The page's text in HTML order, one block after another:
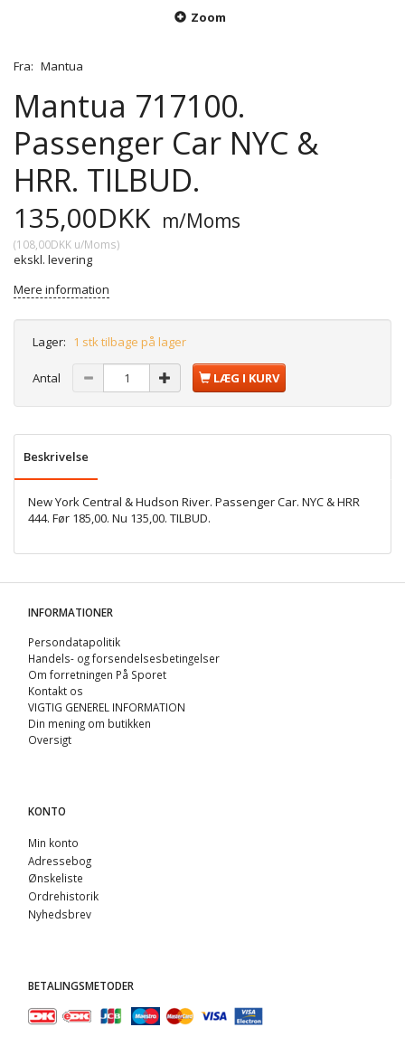
Zoom
Fra: Mantua
Mantua 717100.
Passenger Car NYC &
HRR. TILBUD.
135,00DKK m/Moms
(108,00DKK u/Moms)
ekskl. levering
Mere information
Lager: 1 stk tilbage på lager
Antal LÆG I KURV
Beskrivelse
New York Central & Hudson River. Passenger Car. NYC & HRR
444. Før 185,00. Nu 135,00. TILBUD.
INFORMATIONER
Persondatapolitik
Handels- og forsendelsesbetingelser
Om forretningen På Sporet
Kontakt os
VIGTIG GENEREL INFORMATION
Din mening om butikken
Oversigt
KONTO
Min konto
Adressebog
Ønskeliste
Ordrehistorik
Nyhedsbrev
BETALINGSMETODER